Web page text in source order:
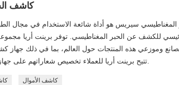
كاشف
سيريس هو أداة شائعة الاستخدام في مجال
للكشف عن الحبر المغناطيسي. توفر برينت أريا
وموزعي هذه المنتجات حول العالم، بما في ذلك جهاز
تتيح برينت أريا للعملاء تخصيص شعاراتهم على جهاز الكشف عن الحبر المغناطيسي.
كاشف الأموال